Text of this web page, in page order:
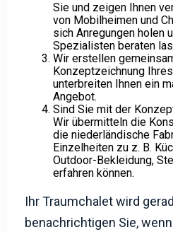
Vereinbaren Sie einen
Spezialisten auf
Nordholland.
Bei Ihrem Besuch
Sie und zeigen Ihnen
von Mobilheimen und
sich Anregungen holen
Spezialisten beraten
Wir erstellen
Konzeptzeichnung
unterbreiten Ihnen ein
Angebot.
Sind Sie mit der
Wir übermitteln die
Einzelheiten zu z. B.
Outdoor-Bekleidung,
erfahren können.